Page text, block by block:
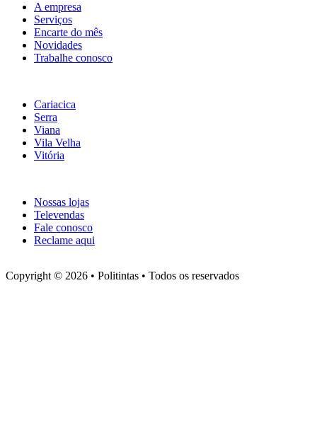
A empresa
Serviços
Encarte do mês
Novidades
Trabalhe conosco
Cariacica
Serra
Viana
Vila Velha
Vitória
Nossas lojas
Televendas
Fale conosco
Reclame aqui
Copyright © 2026 • Politintas • Todos os reservados